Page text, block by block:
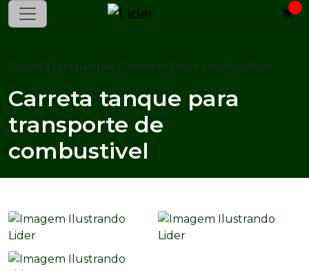
Carreta tanque para transporte de combustivel
Carreta tanque para
transporte de
combustivel